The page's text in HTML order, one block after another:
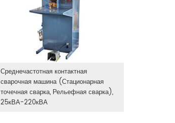
Среднечастотная контактная
сварочная машина (Стационарная
точечная сварка, Рельефная сварка),
25кВА-220кВА